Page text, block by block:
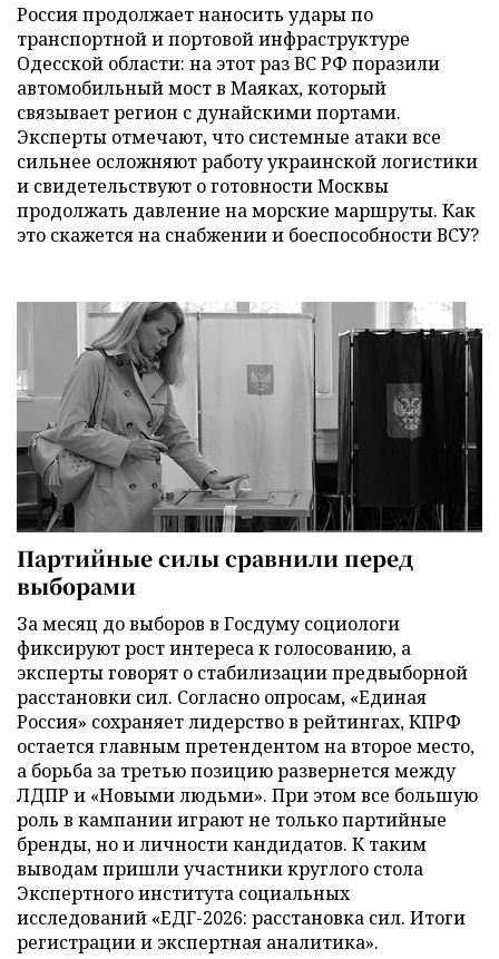
Россия продолжает наносить удары по
транспортной и портовой инфраструктуре
Одесской области: на этот раз ВС РФ поразили
автомобильный мост в Маяках, который
связывает регион с дунайскими портами.
Эксперты отмечают, что системные атаки все
сильнее осложняют работу украинской логистики
и свидетельствуют о готовности Москвы
продолжать давление на морские маршруты. Как
это скажется на снабжении и боеспособности ВСУ?
Партийные силы сравнили перед
выборами
За месяц до выборов в Госдуму социологи
фиксируют рост интереса к голосованию, а
эксперты говорят о стабилизации предвыборной
расстановки сил. Согласно опросам, «Единая
Россия» сохраняет лидерство в рейтингах, КПРФ
остается главным претендентом на второе место,
а борьба за третью позицию развернется между
ЛДПР и «Новыми людьми». При этом все большую
роль в кампании играют не только партийные
бренды, но и личности кандидатов. К таким
выводам пришли участники круглого стола
Экспертного института социальных
исследований «ЕДГ-2026: расстановка сил. Итоги
регистрации и экспертная аналитика».